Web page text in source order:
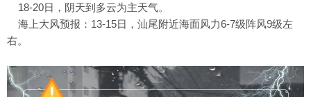
18-20日，阴天到多云为主天气。
海上大风预报：13-15日，汕尾附近海面风力6-7级阵风9级左
右。